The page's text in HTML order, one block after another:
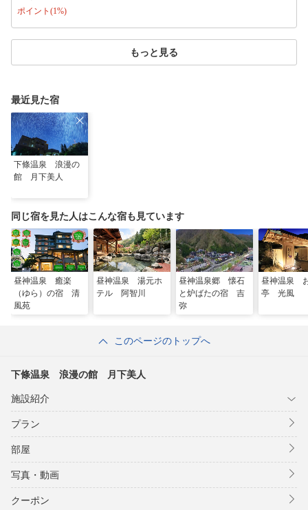
ポイント(1%)
もっと見る
最近見た宿
下條温泉 浪漫の
館 月下美人
同じ宿を見た人はこんな宿も見ています
昼神温泉 癒楽
（ゆら）の宿 清
風苑
昼神温泉 湯元ホ
テル 阿智川
昼神温泉郷 懐石
と炉ばたの宿 吉
弥
昼神温泉
亭 光風
このページのトップへ
下條温泉 浪漫の館 月下美人
施設紹介
プラン
部屋
写真・動画
クーポン